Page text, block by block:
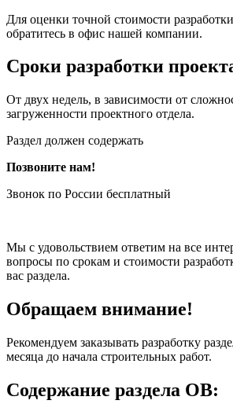
Для оценки точной стоимости
обратитесь в офис нашей компании.
Сроки разработки
От двух недель, в зависимости от
загруженности проектного отдела.
Раздел должен содержать
Позвоните нам!
Звонок по России бесплатный
Мы с удовольствием ответим на все
вопросы по срокам и стоимости
вас раздела.
Обращаем внимание!
Рекомендуем заказывать разработку
месяца до начала строительных работ.
Содержание раздела ОВ: